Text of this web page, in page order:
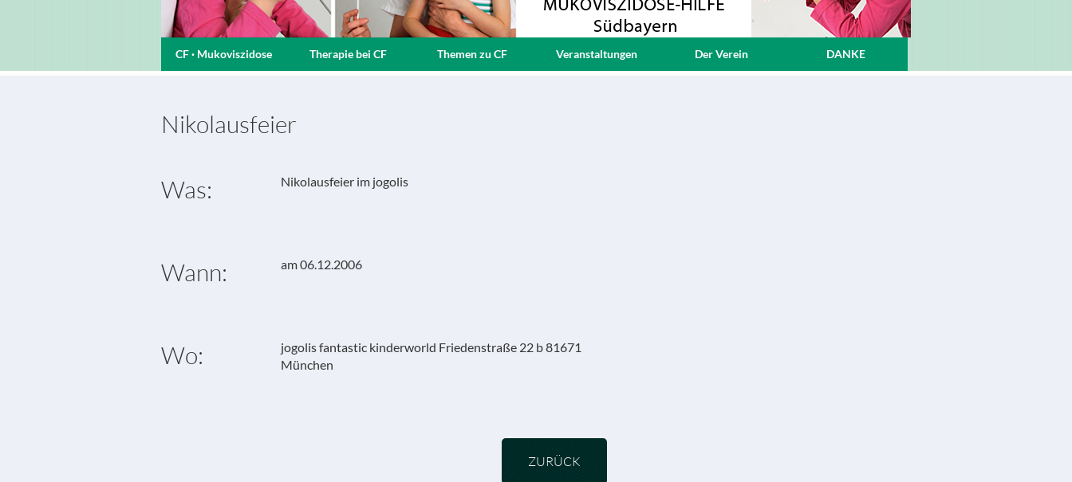
CF · Mukoviszidose Therapie bei CF Themen zu CF Veranstaltungen Der Verein DANKE
Nikolausfeier
Was: Nikolausfeier im jogolis
Wann: am 06.12.2006
Wo:
jogolis fantastic kinderworld Friedenstraße 22 b 81671
München
ZURÜCK